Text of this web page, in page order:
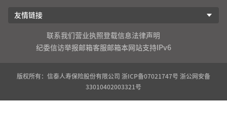
友情链接
联系我们 营业执照登载信息法律声明
纪委信访举报邮箱客服邮箱本网站支持IPv6
版权所有：信泰人寿保险股份有限公司 浙ICP备07021747号 浙公网安备
33010402003321号